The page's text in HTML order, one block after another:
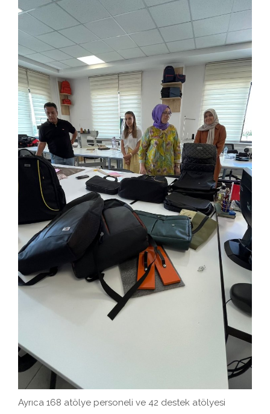
Ayrıca 168 atölye personeli ve 42 destek atölyesi